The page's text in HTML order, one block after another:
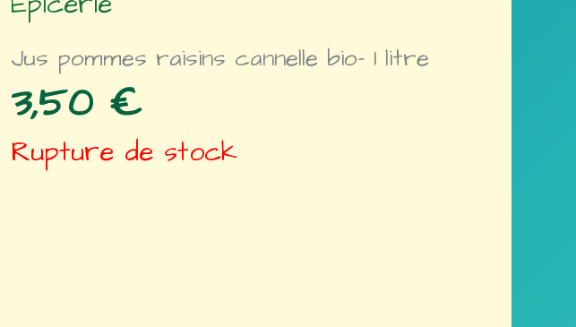
Jus pommes raisins cannelle bio- 1 litre
3,50 €
Rupture de stock